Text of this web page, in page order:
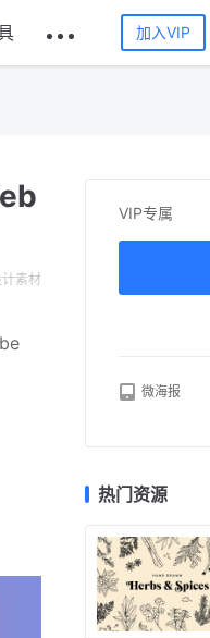
加入VIP
素材
VIP专属
微海报
热门资源